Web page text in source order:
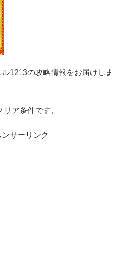
1213の攻略情報をお届けしま
ア条件です。
ンサーリンク